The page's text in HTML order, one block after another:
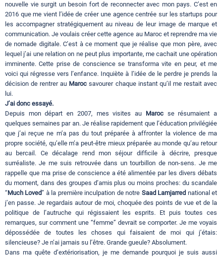
nouvelle vie surgit un besoin fort de reconnecter avec mon pays. C’est en
2016 que me vient l’idée de créer une agence centrée sur les startups pour
les accompagner stratégiquement au niveau de leur image de marque et
communication. Je voulais créer cette agence au Maroc et reprendre ma vie
de nomade digitale. C’est à ce moment que je réalise que mon père, avec
lequel j’ai une relation on ne peut plus importante, me cachait une opération
imminente. Cette prise de conscience se transforma vite en peur, et me
voici qui régresse vers l’enfance. Inquiète à l’idée de le perdre je prends la
décision de rentrer au Maroc savourer chaque instant qu’il me restait avec
lui.
J’ai donc essayé.
Depuis mon départ en 2007, mes visites au Marocse résumaient a
quelques semaines par an. Je réalise rapidement que l’éducation privilégiée
que j’ai reçue ne m’a pas du tout préparée à affronter la violence de ma
propre société, qu’elle m’a peut-être mieux préparée au monde qu’au retour
au bercail. Ce décalage rend mon séjour difficile à décrire, presque
surréaliste. Je me suis retrouvée dans un tourbillon de non-sens. Je me
rappelle que ma prise de conscience a été alimentée par les divers débats
du moment, dans des groupes d’amis plus ou moins proches: du scandale
“Much Loved” à la première inculpation de notre Saad Lamjarred national et
j’en passe. Je regardais autour de moi, choquée des points de vue et de la
politique de l’autruche qui régissaient les esprits. Et puis toutes ces
remarques, sur comment une “femme” devrait se comporter. Je me voyais
dépossédée de toutes les choses qui faisaient de moi qui j’étais:
silencieuse? Je n’ai jamais su l’être. Grande gueule? Absolument.
Dans ma quête d’extériorisation, je me demande pourquoi je suis aussi